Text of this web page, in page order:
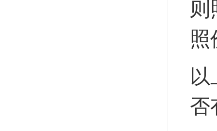
照
以
否